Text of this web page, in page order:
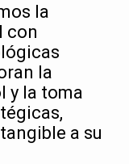
la
con
la
y la toma
a su